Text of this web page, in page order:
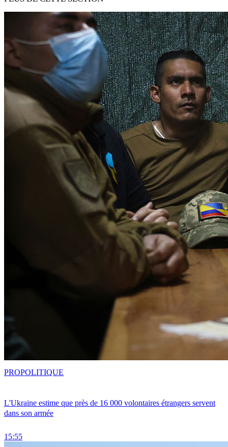
L'Ukraine estime que près de 16 000 volontaires étrangers servent
dans son armée
15:55
PROPOLITIQUE